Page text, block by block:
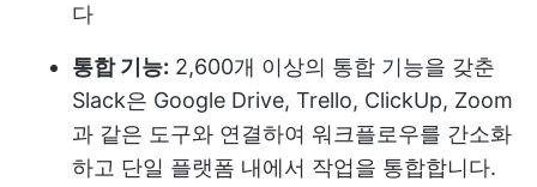
다
통합 기능: 2,600개 이상의 통합 기능을 갖춘
Slack은 Google Drive, Trello, ClickUp, Zoom
과 같은 도구와 연결하여 워크플로우를 간소화
하고 단일 플랫폼 내에서 작업을 통합합니다.